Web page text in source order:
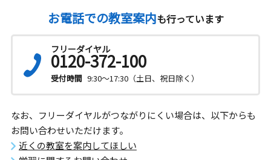
お電話での教室案内も行っています
フリーダイヤル
0120-372-100
受付時間 9:30～17:30（土日、祝日除く）
なお、フリーダイヤルがつながりにくい場合は、以下からも
お問い合わせいただけます。
近くの教室を案内してほしい